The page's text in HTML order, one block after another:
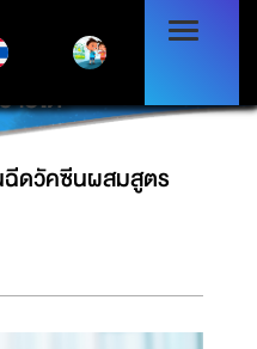
ดวัคซีนผสมสูตรอาจ
ายได้
ฉีดวัคซีนผสมสูตร